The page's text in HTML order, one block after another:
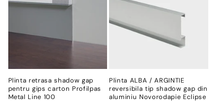
Plinta retrasa shadow gap
pentru gips carton Profilpas
Metal Line 100
Plinta ALBA / ARGINTIE
reversibila tip shadow gap din
aluminiu Novorodapie Eclipse